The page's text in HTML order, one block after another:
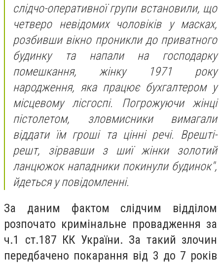
слідчо-оперативної групи встановили, що
четверо невідомих чоловіків у масках,
розбивши вікно проникли до приватного
будинку та напали на господарку
помешкання, жінку 1971 року
народження, яка працює бухгалтером у
місцевому лісгоспі. Погрожуючи жінці
пістолетом, зловмисники вимагали
віддати їм гроші та цінні речі. Врешті-
решт, зірвавши з шиї жінки золотий
ланцюжок нападники покинули будинок",
йдеться у повідомленні.
За даним фактом слідчим відділом
розпочато кримінальне провадження за
ч.1 ст.187 КК України. За такий злочин
передбачено покарання від 3 до 7 років